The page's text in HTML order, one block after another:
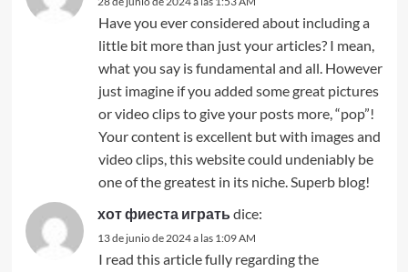
Have you ever considered about including a
little bit more than just your articles? I mean,
what you say is fundamental and all. However
just imagine if you added some great pictures
or video clips to give your posts more, “pop”!
Your content is excellent but with images and
video clips, this website could undeniably be
one of the greatest in its niche. Superb blog!
хот фиеста играть dice:
13 de junio de 2024 a las 1:09 AM
I read this article fully regarding the